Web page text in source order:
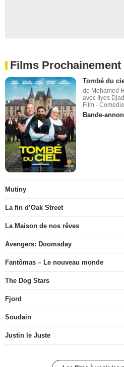
Films Prochainement
Tombé du
de Mohamed
avec Ilyes
Film - Comédie
Bande-
Mutiny
La fin d’Oak Street
La Maison de nos rêves
Avengers: Doomsday
Fantômas – Le nouveau monde
The Dog Stars
Fjord
Soudain
Justin le Juste